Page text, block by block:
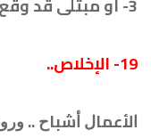
19- الإخلاص..
ﺍﻷﻋﻤﺎﻝ ﺃﺷﺒﺎﺡ ..